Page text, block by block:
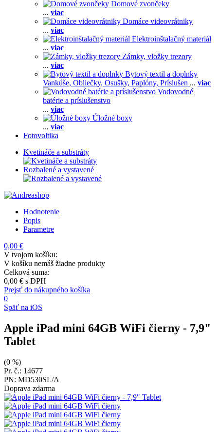
Domové zvončeky
... viac
Domáce videovrátniky
... viac
Elektroinštalačný materiál
... viac
Zámky, vložky trezory
... viac
Bytový textil a doplnky
Vankúše, Obliečky, Osušky, Paplóny, Príslušen ... viac
Vodovodné
batérie a príslušenstvo
... viac
Úložné boxy
... viac
Fotovoltika
Kvetináče a substráty
Rozbalené a vystavené
Hodnotenie
Popis
Parametre
0,00 €
V tvojom košíku:
V košíku nemáš žiadne produkty
Celková suma:
0,00 € s DPH
Prejsť do nákupného košíka
0
Späť na iOS
Apple iPad mini 64GB WiFi čierny - 7,9"
Tablet
(0 %)
Pr. č.: 14677
PN: MD530SL/A
Doprava zdarma